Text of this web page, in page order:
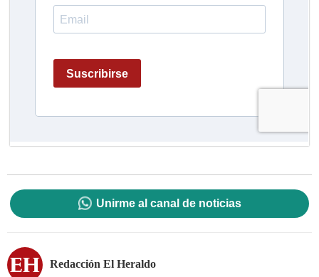
Unirme al canal de noticias
Redacción El Heraldo